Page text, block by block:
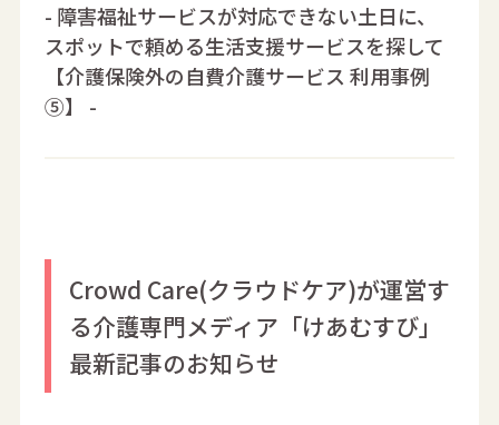
- 障害福祉サービスが対応できない土日に、
スポットで頼める生活支援サービスを探して
【介護保険外の自費介護サービス 利用事例
⑤】 -
Crowd Care(クラウドケア)が運営す
る介護専門メディア「けあむすび」
最新記事のお知らせ